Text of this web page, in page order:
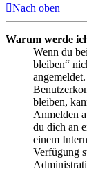
Nach oben
Warum werde
Wenn du
bleiben“
bleiben,
Anmelden
du dich an
einem
Verfügung